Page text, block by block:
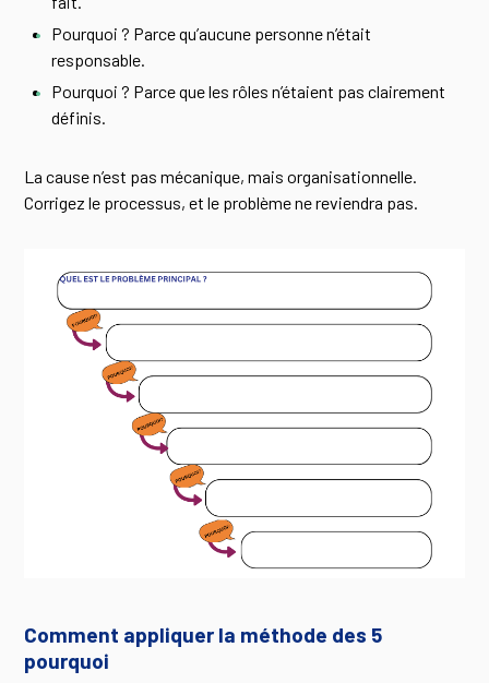
Pourquoi ? Parce qu’aucune personne n’était
responsable.
Pourquoi ? Parce que les rôles n’étaient pas clairement
définis.
La cause n’est pas mécanique, mais organisationnelle.
Corrigez le processus, et le problème ne reviendra pas.
Comment appliquer la méthode des 5
pourquoi